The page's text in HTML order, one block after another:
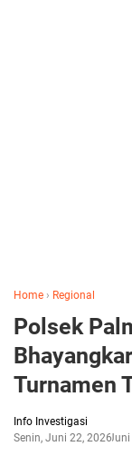
Home › Regional
Polsek
Turnamen
Info Investigasi
Senin, Juni 22, 2026Juni